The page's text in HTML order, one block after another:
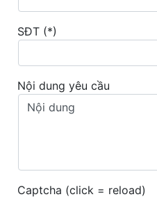
SĐT (*)
Nội dung yêu cầu
Captcha (click = reload)